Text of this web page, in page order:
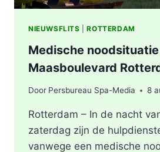
NIEUWSFLITS |ROTTERDAM
Medische noodsituatie
Maasboulevard
Door Persbureau Spa-Media 8
Rotterdam – In de nacht
zaterdag zijn de
vanwege een medische